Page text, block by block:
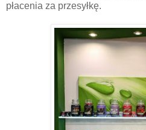
płacenia za przesyłkę.